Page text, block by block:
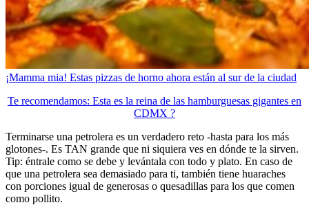
¡Mamma mia! Estas pizzas de horno ahora están al sur de la ciudad
Te recomendamos: Esta es la reina de las hamburguesas gigantes en
CDMX ?
Terminarse una petrolera es un verdadero reto -hasta para los más
glotones-. Es TAN grande que ni siquiera ves en dónde te la sirven.
Tip: éntrale como se debe y levántala con todo y plato. En caso de
que una petrolera sea demasiado para ti, también tiene huaraches
con porciones igual de generosas o quesadillas para los que comen
como pollito.